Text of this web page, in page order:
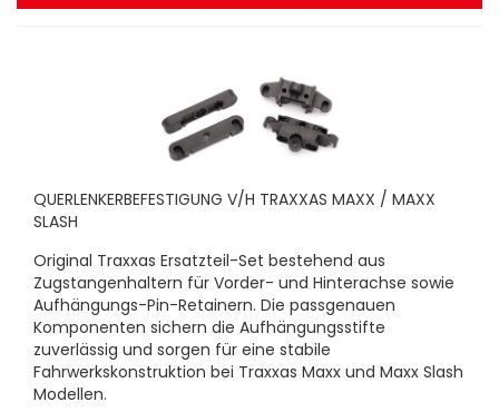
QUERLENKERBEFESTIGUNG V/H TRAXXAS MAXX / MAXX
SLASH
Original Traxxas Ersatzteil-Set bestehend aus
Zugstangenhaltern für Vorder- und Hinterachse sowie
Aufhängungs-Pin-Retainern. Die passgenauen
Komponenten sichern die Aufhängungsstifte
zuverlässig und sorgen für eine stabile
Fahrwerkskonstruktion bei Traxxas Maxx und Maxx Slash
Modellen.